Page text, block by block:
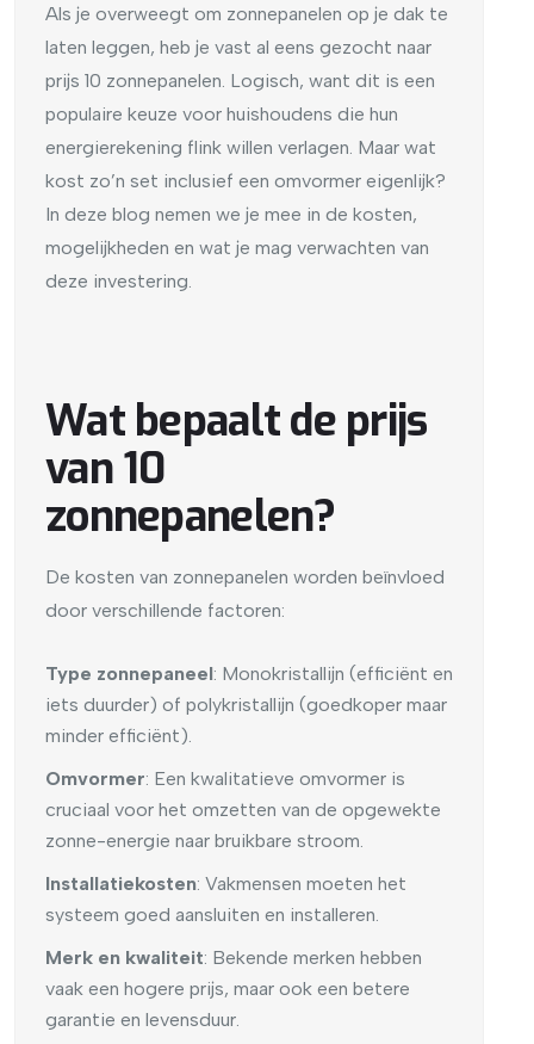
Als je overweegt om zonnepanelen op je dak te
laten leggen, heb je vast al eens gezocht naar
prijs 10 zonnepanelen. Logisch, want dit is een
populaire keuze voor huishoudens die hun
energierekening flink willen verlagen. Maar wat
kost zo’n set inclusief een omvormer eigenlijk?
In deze blog nemen we je mee in de kosten,
mogelijkheden en wat je mag verwachten van
deze investering.
Wat bepaalt de prijs
van 10
zonnepanelen?
De kosten van zonnepanelen worden beïnvloed
door verschillende factoren:
Type zonnepaneel: Monokristallijn (efficiënt en
iets duurder) of polykristallijn (goedkoper maar
minder efficiënt).
Omvormer: Een kwalitatieve omvormer is
cruciaal voor het omzetten van de opgewekte
zonne-energie naar bruikbare stroom.
Installatiekosten: Vakmensen moeten het
systeem goed aansluiten en installeren.
Merk en kwaliteit: Bekende merken hebben
vaak een hogere prijs, maar ook een betere
garantie en levensduur.